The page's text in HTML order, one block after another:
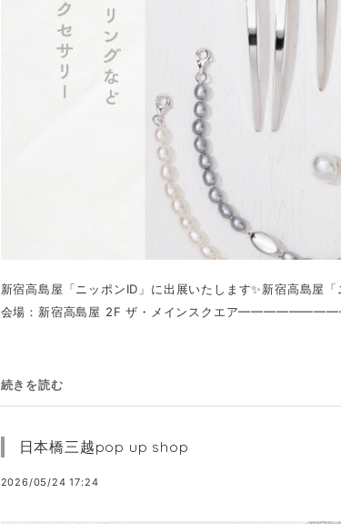
新宿高島屋「ニッポンID」に出展いたします✨新
会場：新宿高島屋 2F ザ・メインスクエア
続きを読む
日本橋三越pop up shop
2026/05/24 17:24